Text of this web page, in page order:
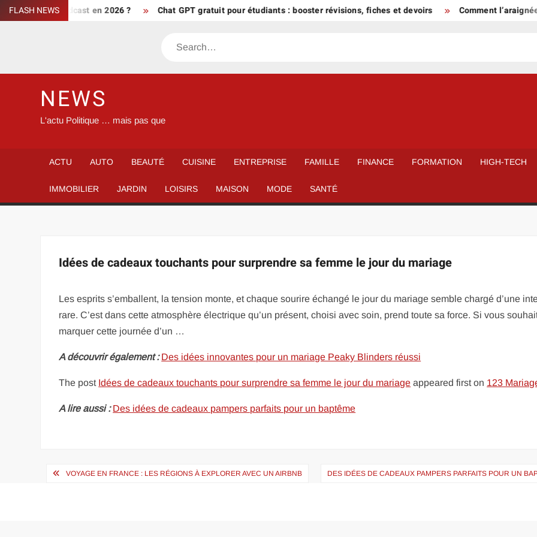
Skip
to
FLASH NEWS
Têtes podcast en 2026 ? Chat GPT gratuit pour étudiants : booster révisions, fiches et devoirs Comment
Search
NEWS
L'actu Politique … mais pas que
ACTU AUTO BEAUTÉ CUISINE ENTREPRISE FAMILLE FINANCE FORMATION HIGH-TECH
IMMOBILIER JARDIN LOISIRS MAISON MODE SANTÉ
Idées de cadeaux touchants pour surprendre sa femme le jour du mariage
Les esprits s’emballent, la tension monte, et chaque sourire échangé le jour du mariage semble chargé d’une
rare. C’est dans cette atmosphère électrique qu’un présent, choisi avec soin, prend toute sa force. Si vous
marquer cette journée d’un …
A découvrir également : Des idées innovantes pour un mariage Peaky Blinders réussi
The post Idées de cadeaux touchants pour surprendre sa femme le jour du mariage appeared first on 123
A lire aussi : Des idées de cadeaux pampers parfaits pour un baptême
Navigation
VOYAGE EN FRANCE : LES RÉGIONS À EXPLORER AVEC UN AIRBNB DES IDÉES DE CADEAUX PAMPERS PARFAITS POUR UN